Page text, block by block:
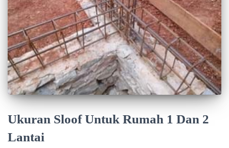
Ukuran Sloof Untuk Rumah 1 Dan 2
Lantai